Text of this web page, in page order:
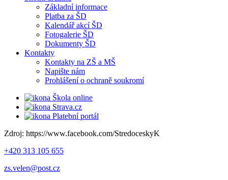
Základní informace
Platba za ŠD
Kalendář akcí ŠD
Fotogalerie ŠD
Dokumenty ŠD
Kontakty
Kontakty na ZŠ a MŠ
Napište nám
Prohlášení o ochraně soukromí
Škola online
Strava.cz
Platební portál
Zdroj: https://www.facebook.com/StredoceskyK
+420 313 105 655
zs.velen@post.cz